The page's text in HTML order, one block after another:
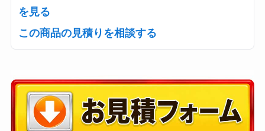
を見る
この商品の見積りを相談する